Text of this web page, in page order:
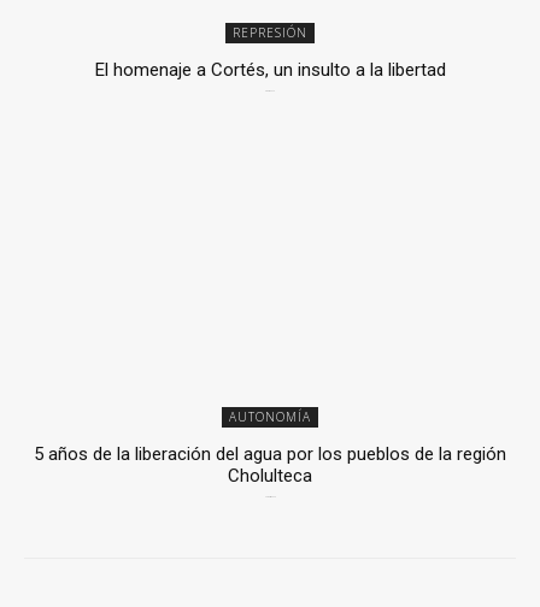
REPRESIÓN
El homenaje a Cortés, un insulto a la libertad
AUTONOMÍA
5 años de la liberación del agua por los pueblos de la región
Cholulteca